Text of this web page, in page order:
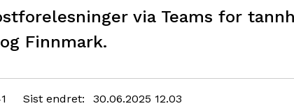
via Teams for
Finnmark.
Sist endret 30.06.2025 12.03